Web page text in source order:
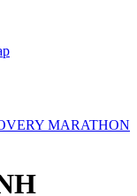
MARATHON